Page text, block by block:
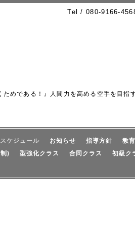
Tel / 080-9166-
めである！』人間力を高める空手を目指
ケジュール お知らせ 指導方針
教
) 型強化クラス 合同クラス
初級ク